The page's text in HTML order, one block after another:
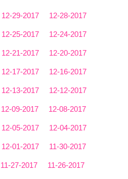
12-29-2017 12-28-2017
12-25-2017 12-24-2017
12-21-2017 12-20-2017
12-17-2017 12-16-2017
12-13-2017 12-12-2017
12-09-2017 12-08-2017
12-05-2017 12-04-2017
12-01-2017 11-30-2017
11-27-2017 11-26-2017